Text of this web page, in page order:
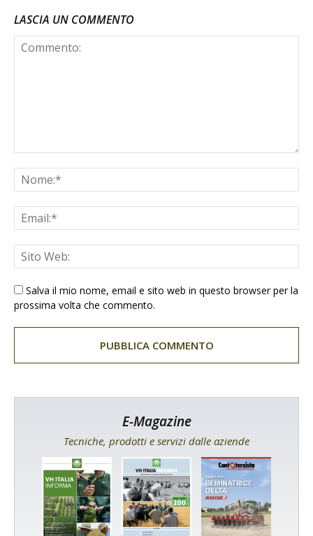
LASCIA UN COMMENTO
Salva il mio nome, email e sito web in questo browser per la
prossima volta che commento.
E-Magazine
Tecniche, prodotti e servizi dalle aziende